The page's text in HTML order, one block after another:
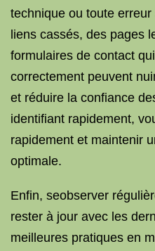
technique ou toute
liens cassés, des pages
formulaires de contact
correctement peuvent
et réduire la confiance
identifiant rapidement,
rapidement et maintenir
optimale.
Enfin, seobserver
rester à jour avec les
meilleures pratiques en